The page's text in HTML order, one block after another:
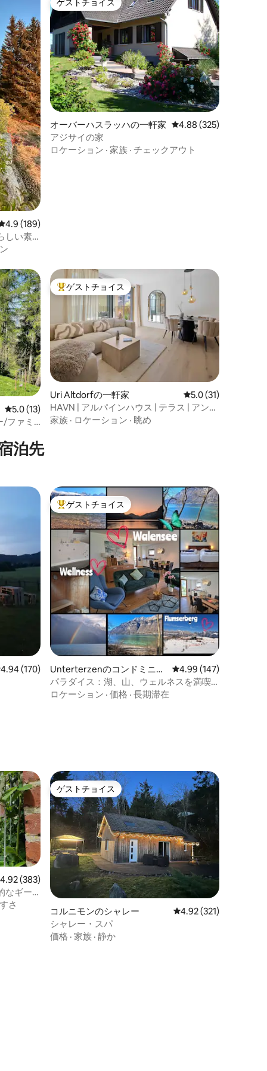
ビュー189件、5つ星中4.9つ星の平均評価
4.9 (189)
しい素
ゲストチョイス
ゲストチョイス
オーバーハスラッハの一軒家 レビュー325件、5つ
4.88 (325)
アジサイの家
ロケーション · 家族 · チェックアウト
レビュー13件、5つ星中5.0つ星の平均評価
5.0 (13)
ファミ
大好評のゲストチョイスです。
ゲストチョイス
Uri Altdorfの一軒家 レビュー31件、5つ
5.0 (31)
HAVN | アルパインハウス | テラス | アンダ
ーマット | 公園
家族 · ロケーション · 眺め
泊先
ビュー170件、5つ星中4.94つ星の平均評価
4.94 (170)
大好評のゲストチョイスです。
ゲストチョイス
Unterterzenのコンドミニア
ム
レビュー147件、5つ
4.99 (147)
パラダイス：湖、山、ウェルネスを満喫
するヴァーレン湖のオアシス
ロケーション · 価格 · 長期滞在
ュー383件、5つ星中4.92つ星の平均評価
4.92 (383)
なギー
さ
ゲストチョイス
ゲストチョイス
コルニモンのシャレー レビュー321件、5つ
4.92 (321)
シャレー・スパ
価格 · 家族 · 静か